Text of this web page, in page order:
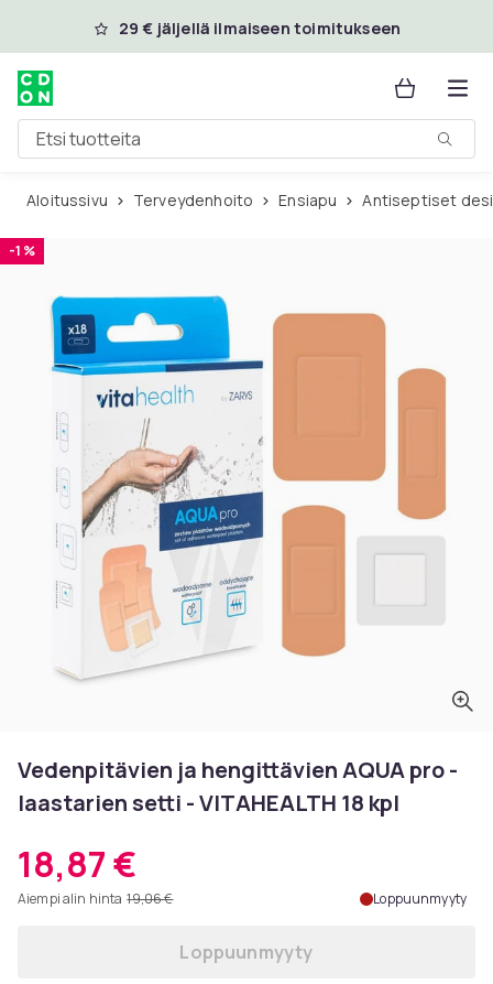
Ohita ja siirry pääsisältöön
29 € jäljellä ilmaiseen toimitukseen
Etsi tuotteita
Aloitussivu Terveydenhoito Ensiapu Antiseptiset
-1 %
Vedenpitävien ja hengittävien AQUA pro -
laastarien setti - VITAHEALTH 18 kpl
18,87 €
Aiempi alin hinta 19,06 € Loppuunmyyty
Loppuunmyyty